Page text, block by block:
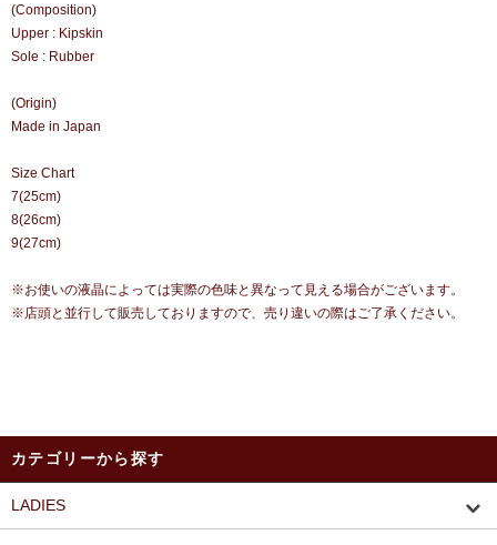
(Composition)
Upper : Kipskin
Sole : Rubber
(Origin)
Made in Japan
Size Chart
7(25cm)
8(26cm)
9(27cm)
※お使いの液晶によっては実際の色味と異なって見える場合がございます。
※店頭と並行して販売しておりますので、売り違いの際はご了承ください。
カテゴリーから探す
LADIES